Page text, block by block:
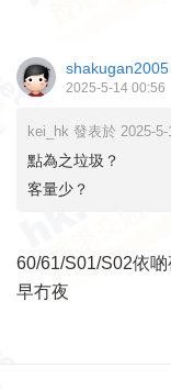
shakugan2005
2025-5-14 00:56
kei_hk 發表於 2025-
點為之垃圾？
客量少？
60/61/S01/S02依
早冇夜